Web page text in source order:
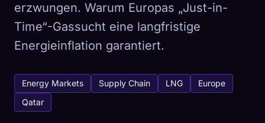
erzwungen. Warum Europas „Just-in-
Time“-Gassucht eine langfristige
Energieinflation garantiert.
Energy Markets Supply Chain LNG
Europe
Qatar